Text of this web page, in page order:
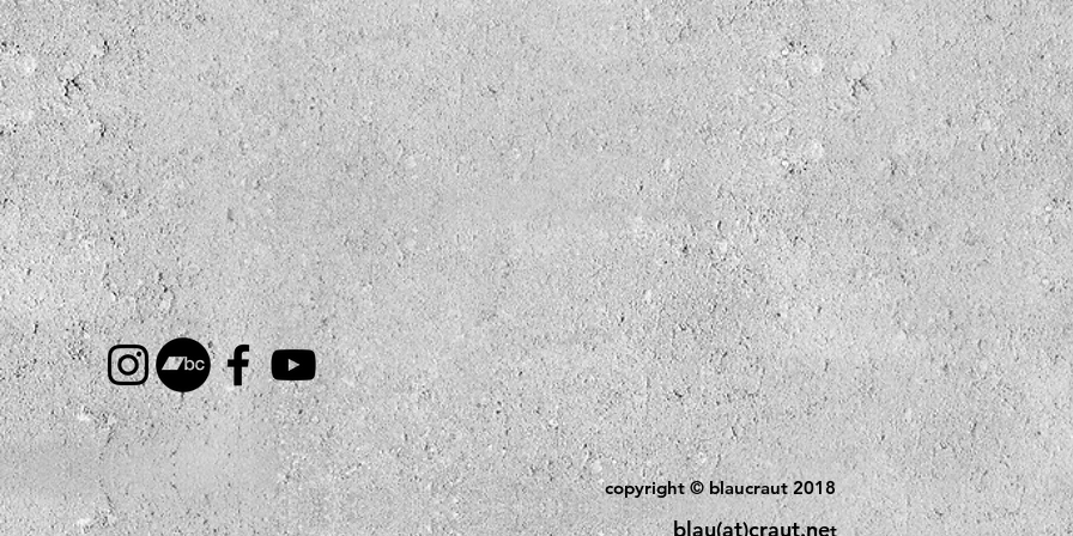
copyright © blaucraut 2018
blau(at)craut.net